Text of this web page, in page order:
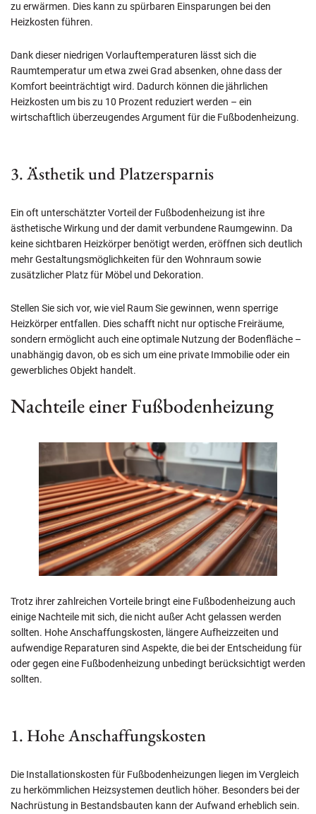
zu erwärmen. Dies kann zu spürbaren Einsparungen bei den
Heizkosten führen.
Dank dieser niedrigen Vorlauftemperaturen lässt sich die
Raumtemperatur um etwa zwei Grad absenken, ohne dass der
Komfort beeinträchtigt wird. Dadurch können die jährlichen
Heizkosten um bis zu 10 Prozent reduziert werden – ein
wirtschaftlich überzeugendes Argument für die Fußbodenheizung.
3. Ästhetik und Platzersparnis
Ein oft unterschätzter Vorteil der Fußbodenheizung ist ihre
ästhetische Wirkung und der damit verbundene Raumgewinn. Da
keine sichtbaren Heizkörper benötigt werden, eröffnen sich deutlich
mehr Gestaltungsmöglichkeiten für den Wohnraum sowie
zusätzlicher Platz für Möbel und Dekoration.
Stellen Sie sich vor, wie viel Raum Sie gewinnen, wenn sperrige
Heizkörper entfallen. Dies schafft nicht nur optische Freiräume,
sondern ermöglicht auch eine optimale Nutzung der Bodenfläche –
unabhängig davon, ob es sich um eine private Immobilie oder ein
gewerbliches Objekt handelt.
Nachteile einer Fußbodenheizung
Trotz ihrer zahlreichen Vorteile bringt eine Fußbodenheizung auch
einige Nachteile mit sich, die nicht außer Acht gelassen werden
sollten. Hohe Anschaffungskosten, längere Aufheizzeiten und
aufwendige Reparaturen sind Aspekte, die bei der Entscheidung für
oder gegen eine Fußbodenheizung unbedingt berücksichtigt werden
sollten.
1. Hohe Anschaffungskosten
Die Installationskosten für Fußbodenheizungen liegen im Vergleich
zu herkömmlichen Heizsystemen deutlich höher. Besonders bei der
Nachrüstung in Bestandsbauten kann der Aufwand erheblich sein.